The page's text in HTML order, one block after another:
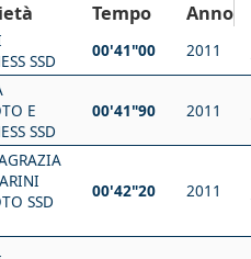
Tempo Anno
SSD
00'41"00 2011
E
SSD
00'41"90 2011
SSD
00'42"20 2011